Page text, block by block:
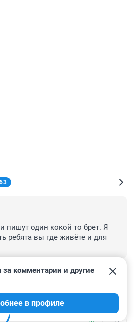
63
пишут один кокой то брет. Я
ребята вы где живёте и для
за комментарии и другие
в профиле